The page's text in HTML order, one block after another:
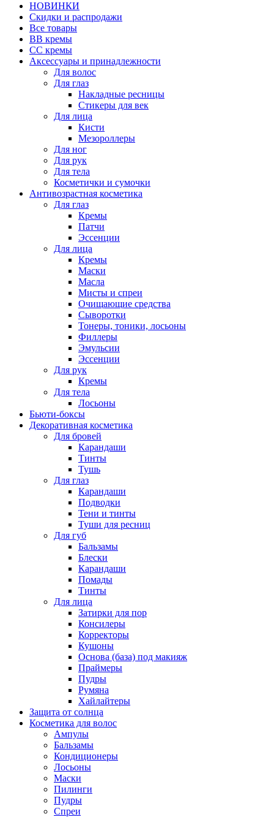
НОВИНКИ
Скидки и распродажи
Все товары
BB кремы
CC кремы
Аксессуары и принадлежности
Для волос
Для глаз
Накладные ресницы
Стикеры для век
Для лица
Кисти
Мезороллеры
Для ног
Для рук
Для тела
Косметички и сумочки
Антивозрастная косметика
Для глаз
Кремы
Патчи
Эссенции
Для лица
Кремы
Маски
Масла
Мисты и спреи
Очищающие средства
Сыворотки
Тонеры, тоники, лосьоны
Филлеры
Эмульсии
Эссенции
Для рук
Кремы
Для тела
Лосьоны
Бьюти-боксы
Декоративная косметика
Для бровей
Карандаши
Тинты
Тушь
Для глаз
Карандаши
Подводки
Тени и тинты
Туши для ресниц
Для губ
Бальзамы
Блески
Карандаши
Помады
Тинты
Для лица
Затирки для пор
Консилеры
Корректоры
Кушоны
Основа (база) под макияж
Праймеры
Пудры
Румяна
Хайлайтеры
Защита от солнца
Косметика для волос
Ампулы
Бальзамы
Кондиционеры
Лосьоны
Маски
Пилинги
Пудры
Спреи